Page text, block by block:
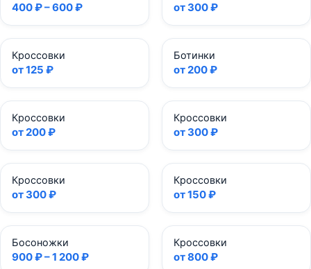
400 ₽ – 600 ₽ от 300 ₽
Кроссовки
от 125 ₽
Ботинки
от 200 ₽
Кроссовки
от 200 ₽
Кроссовки
от 300 ₽
Кроссовки
от 300 ₽
Кроссовки
от 150 ₽
Босоножки
900 ₽ – 1 200 ₽
Кроссовки
от 800 ₽